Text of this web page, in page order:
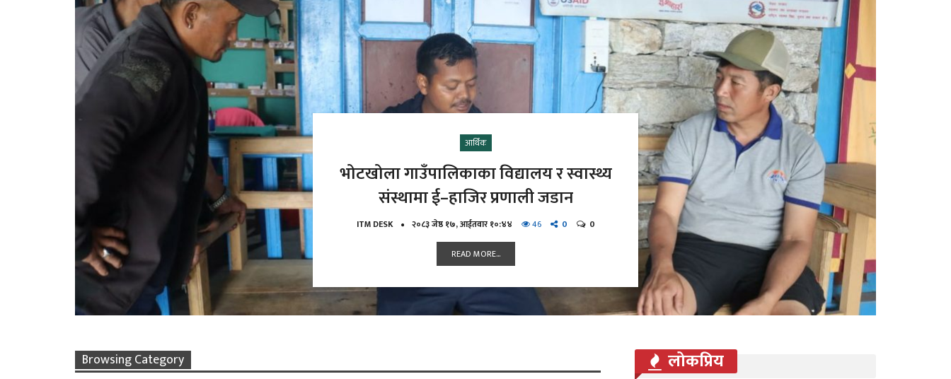
आदिवासी जनजाति अधिकारको निम्ति संघर्ष
गरौं, ल्होमीशिङसावा जातिको मौलिक पहिचान
को संरक्षण गरौं, भन्ने मुल नारा साथ
ल्होमीशिङसा कल्याण केन्द्र र आदिवासी
जनजाति उत्थान राष्ट्रिय प्रतिष्ठान सहयोगमा
आयोजित अन्तराष्ट्रिय श्रम संगठन ILO को
महासन्धि १६९र संयुक्त राष्ट्र घोषणा पत्र २००७
सम्बन्धि अन्तरक्रिया तथा गोष्ठी २०८२ सम्पन्न
भएको छ
२०८२ असार १, आईतवार १७:५३
READ MORE...
Browsing Category लोकप्रिय